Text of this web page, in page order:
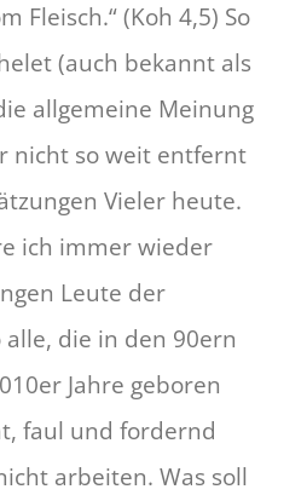
Fleisch.“ (Koh 4,5) So
(auch bekannt als
allgemeine Meinung
nicht so weit entfernt
Vieler heute.
ich immer wieder
Leute der
die in den 90ern
Jahre geboren
faul und fordernd
arbeiten. Was soll